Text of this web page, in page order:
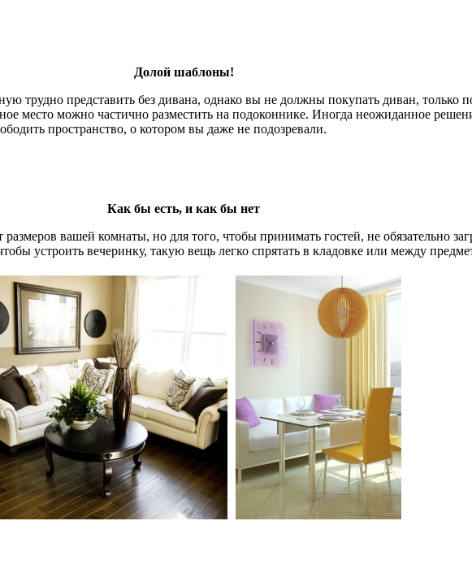
Долой шаблоны!
трудно представить без дивана, однако вы не должны покупать диван, только
место можно частично разместить на подоконнике. Иногда неожиданное
пространство, о котором вы даже не подозревали.
Как бы есть, и как бы нет
вашей комнаты, но для того, чтобы принимать гостей, не обязательно
устроить вечеринку, такую вещь легко спрятать в кладовке или между